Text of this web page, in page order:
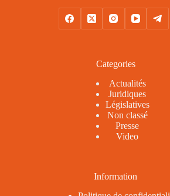
Categories
Actualités
Juridiques
Législatives
Non classé
Presse
Video
Information